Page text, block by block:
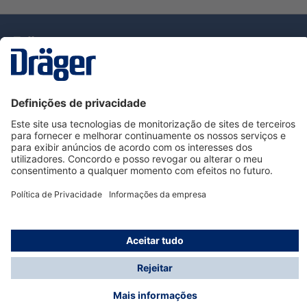
Serviço de Apoio ao Cliente Dräger
Utilização da loja
Informações
© Dräger Portugal, Lda, 2024
* Todos os preços excl. IVA mais
possíveis taxas de entrega, se não for indicado o